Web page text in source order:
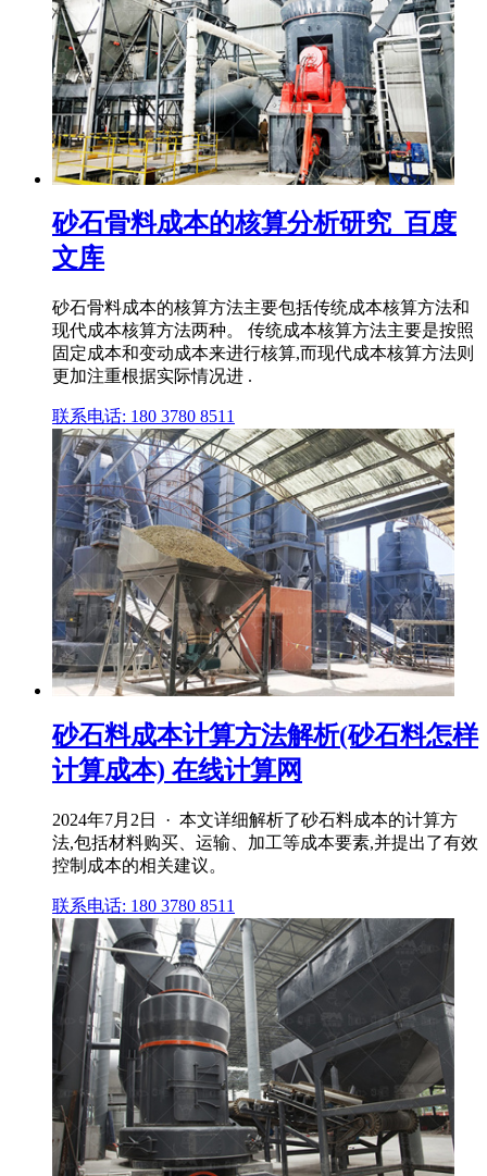
砂石骨料成本的核算分析研究_百度
文库
砂石骨料成本的核算方法主要包括传统成本核算方法和
现代成本核算方法两种。 传统成本核算方法主要是按照
固定成本和变动成本来进行核算,而现代成本核算方法则
更加注重根据实际情况进 .
联系电话: 180 3780 8511
砂石料成本计算方法解析(砂石料怎样
计算成本) 在线计算网
2024年7月2日 · 本文详细解析了砂石料成本的计算方
法,包括材料购买、运输、加工等成本要素,并提出了有效
控制成本的相关建议。
联系电话: 180 3780 8511